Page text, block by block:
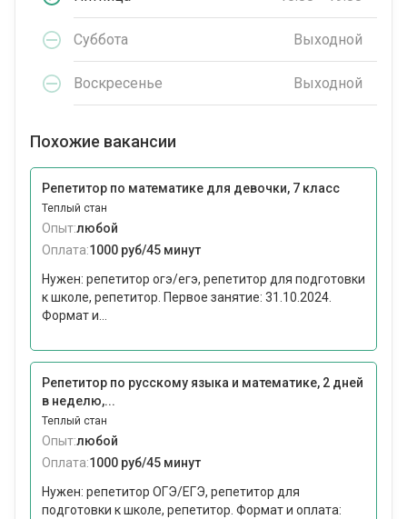
Суббота Выходной
Воскресенье Выходной
Похожие вакансии
Репетитор по математике для девочки, 7 класс
Теплый стан
Опыт:любой
Оплата:1000 руб/45 минут
Нужен: репетитор огэ/егэ, репетитор для подготовки
к школе, репетитор. Первое занятие: 31.10.2024.
Формат и...
Репетитор по русскому языка и математике, 2 дней
в неделю,...
Теплый стан
Опыт:любой
Оплата:1000 руб/45 минут
Нужен: репетитор ОГЭ/ЕГЭ, репетитор для
подготовки к школе, репетитор. Формат и оплата: